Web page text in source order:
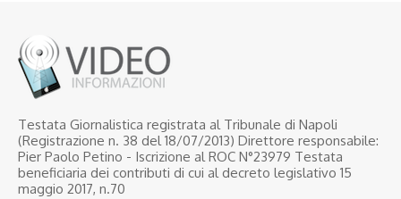
Testata Giornalistica registrata al Tribunale di Napoli
(Registrazione n. 38 del 18/07/2013) Direttore responsabile:
Pier Paolo Petino - Iscrizione al ROC N°23979 Testata
beneficiaria dei contributi di cui al decreto legislativo 15
maggio 2017, n.70